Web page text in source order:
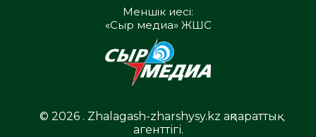
Меншік иесі:
«Сыр медиа» ЖШС
© 2026 . Zhalagash-zharshysy.kz ақпараттық
агенттігі.